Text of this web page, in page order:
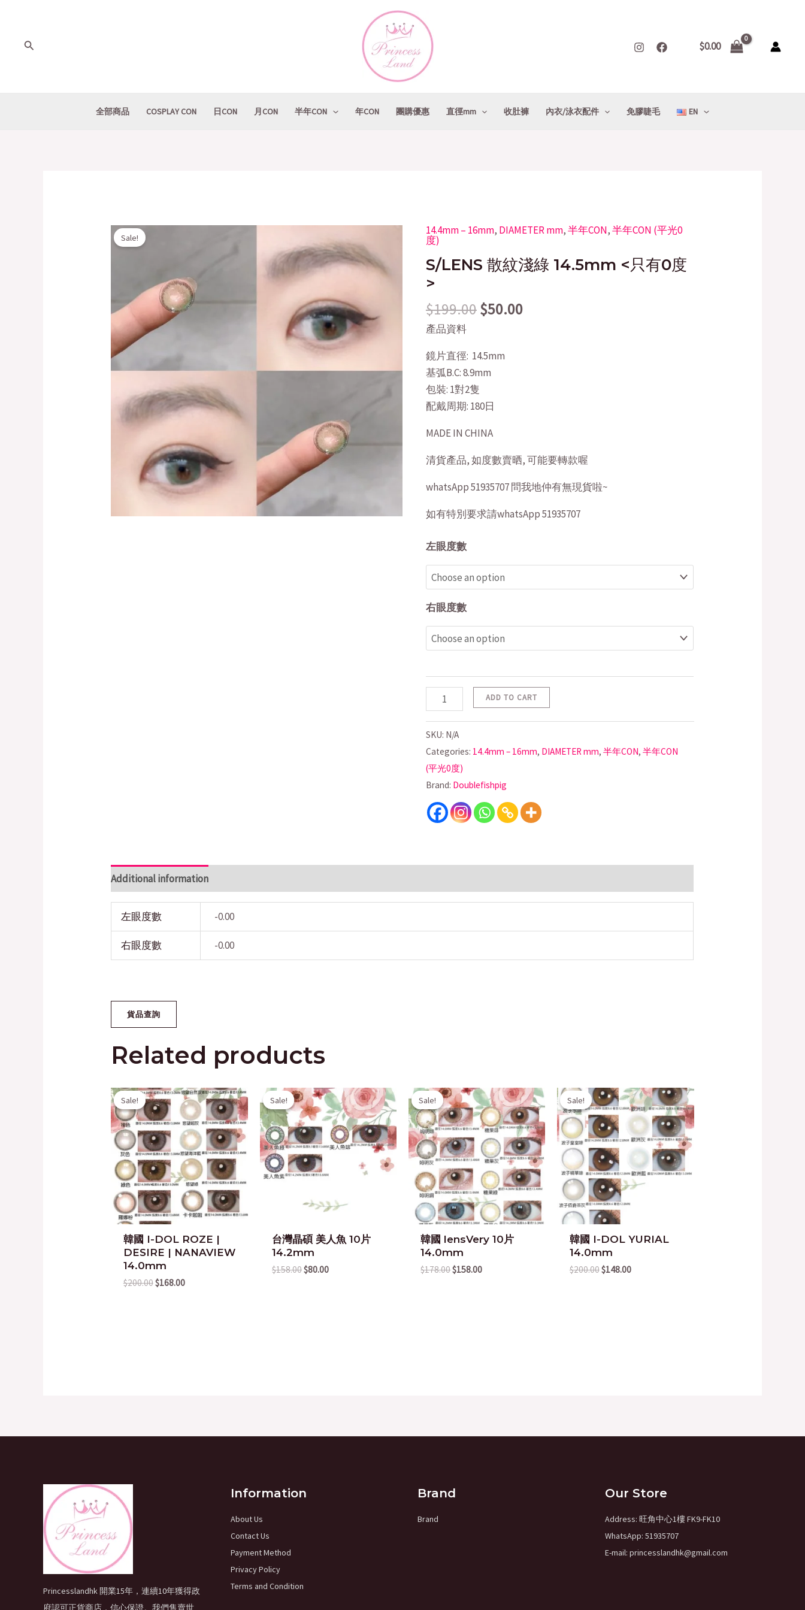
contentSearch $0.00
全部商品 COSPLAY CON 日CON 月CON 半年CON 年CON 團購優惠 直徑mm 收肚褲 內衣/泳衣配件 免膠睫毛 EN
Sale!
14.4mm – 16mm, DIAMETER mm,半年CON,半年CON (平光0
度)
S/LENS 散紋淺綠 14.5mm <只有0度
>
$199.00
Original
was:
$50.00
Current
is:
產品資料
鏡片直徑: 14.5mm
基弧B.C: 8.9mm
包裝: 1對2隻
配戴周期: 180日
MADE IN CHINA
清貨產品, 如度數賣晒, 可能要轉款喔
whatsApp 51935707 問我地仲有無現貨啦~
如有特別要求請whatsApp 51935707
左眼度數
右眼度數
S/LENS
紋
淺
綠
14.5mm
quantity
ADD TO CART
SKU: N/A
Categories: 14.4mm – 16mm, DIAMETER mm, 半年CON, 半年CON
(平光0度)
Brand: Doublefishpig
Additional information
左眼度數 -0.00
右眼度數 -0.00
Related products
Sale!
Sale!
韓國 I-DOL ROZE |
DESIRE | NANAVIEW
14.0mm
$200.00
Original
price
was:
$200.00.
$168.00
Current
price
is:
$168.00.
Sale!
Sale!
台灣晶碩 美人魚 10片
14.2mm
$158.00
Original
price
was:
$158.00.
$80.00
Current
price
is:
$80.00.
Sale!
Sale!
韓國 lensVery 10片
14.0mm
$178.00
Original
price
was:
$178.00.
$158.00
Current
price
is:
$158.00.
Sale!
Sale!
韓國 I-DOL YURIAL
14.0mm
$200.00
Original
price
was:
$200.00.
$148.00
Current
price
is:
$148.00.
Princesslandhk 開業15年，連續10年獲得政
府認可正貨商店，信心保證。我們售賣世
Information
About Us
Contact Us
Payment Method
Privacy Policy
Terms and Condition
Brand
Brand
Our Store
Address: 旺角中心1樓 FK9-FK10
WhatsApp: 51935707
E-mail: princesslandhk@gmail.com